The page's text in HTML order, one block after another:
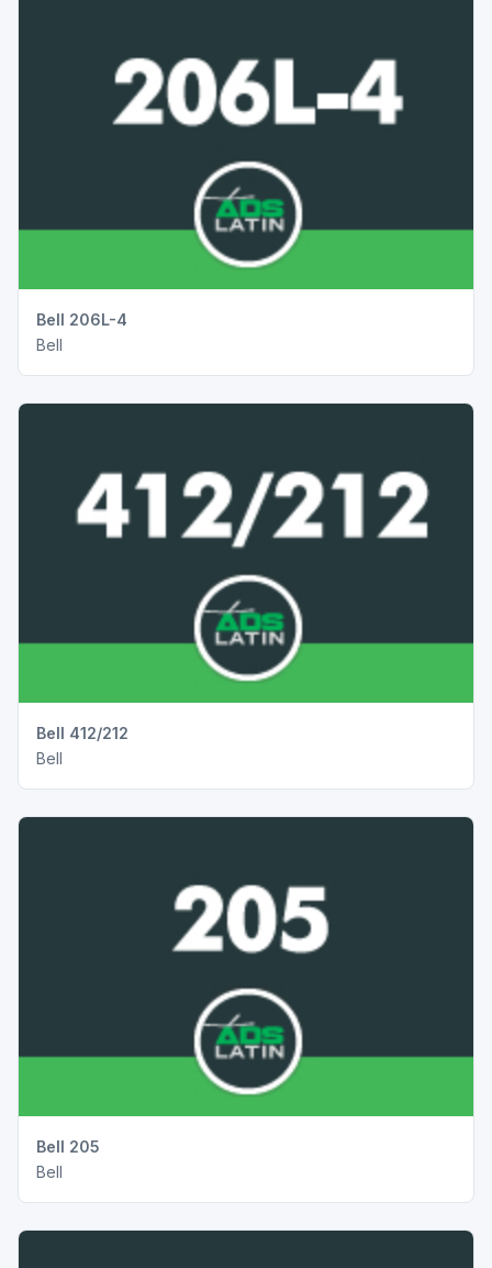
Bell 206L-4
Bell
Bell 412/212
Bell
Bell 205
Bell